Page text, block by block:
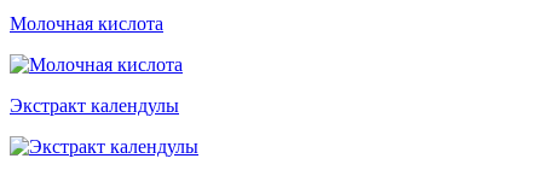
Молочная кислота
Экстракт календулы